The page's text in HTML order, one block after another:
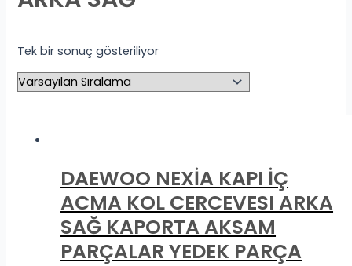
Tek bir sonuç gösteriliyor
DAEWOO NEXİA KAPI İÇ
ACMA KOL CERCEVESI ARKA
SAĞ KAPORTA AKSAM
PARÇALAR YEDEK PARÇA